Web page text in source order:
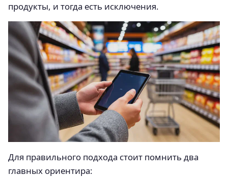
продукты, и тогда есть исключения.
Для правильного подхода стоит помнить два
главных ориентира: